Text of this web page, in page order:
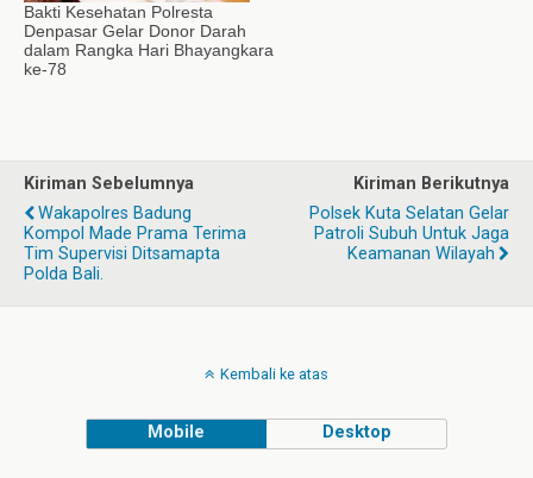
Bakti Kesehatan Polresta
Denpasar Gelar Donor Darah
dalam Rangka Hari Bhayangkara
ke-78
Kiriman Sebelumnya
Wakapolres Badung
Kompol Made Prama Terima
Tim Supervisi Ditsamapta
Polda Bali.
Kiriman Berikutnya
Polsek Kuta Selatan Gelar
Patroli Subuh Untuk Jaga
Keamanan Wilayah
Kembali ke atas
Mobile Desktop